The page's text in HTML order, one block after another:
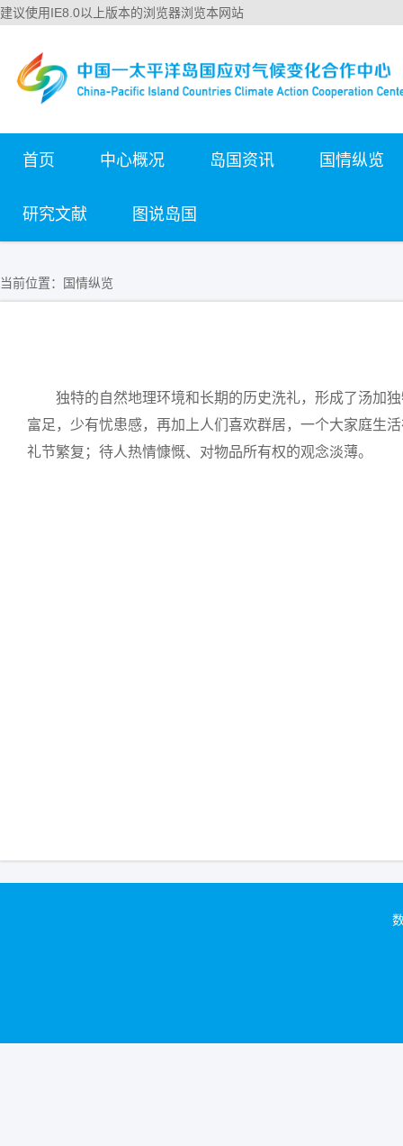
建议使用IE8.0以上版本的浏览器浏览本网站
首页 中心概况 岛国资讯 国情纵览
研究文献 图说岛国
当前位置： 国情纵览
独特的自然地理环境和长期的历史洗礼，形成了汤加
富足，少有忧患感，再加上人们喜欢群居，一个大家庭生
礼节繁复；待人热情慷慨、对物品所有权的观念淡薄。